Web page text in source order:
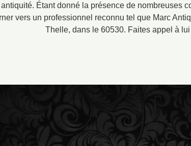
antiquité. Étant donné la présence de nombreuses
vers un professionnel reconnu tel que Marc
Thelle, dans le 60530. Faites appel à